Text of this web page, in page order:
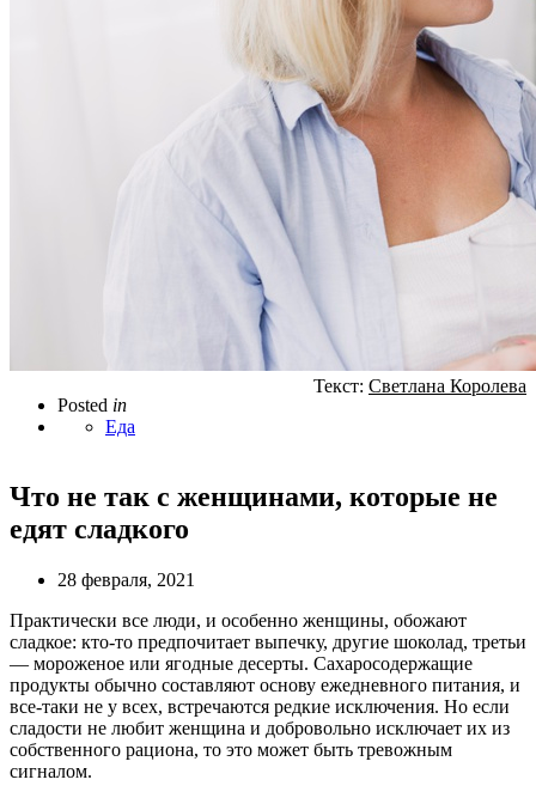
Posted in
Еда
Текст: Светлана Королева
Что не так с женщинами, которые не
едят сладкого
28 февраля, 2021
Практически все люди, и особенно женщины, обожают
сладкое: кто-то предпочитает выпечку, другие шоколад, третьи
— мороженое или ягодные десерты. Сахаросодержащие
продукты обычно составляют основу ежедневного питания, и
все-таки не у всех, встречаются редкие исключения. Но если
сладости не любит женщина и добровольно исключает их из
собственного рациона, то это может быть тревожным
сигналом.